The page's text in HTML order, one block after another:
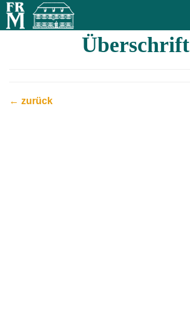
Überschrift
← zurück